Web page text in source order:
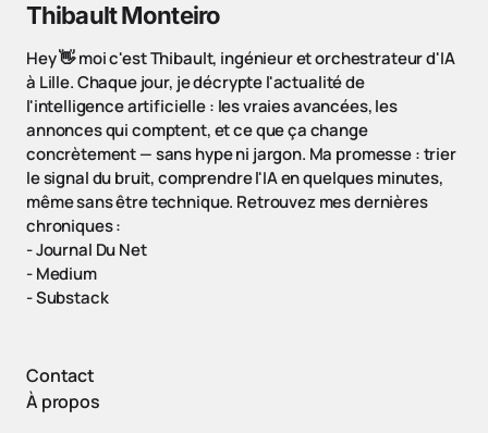
Thibault Monteiro
Hey 👋 moi c'est Thibault, ingénieur et orchestrateur d'IA
à Lille. Chaque jour, je décrypte l'actualité de
l'intelligence artificielle : les vraies avancées, les
annonces qui comptent, et ce que ça change
concrètement — sans hype ni jargon. Ma promesse : trier
le signal du bruit, comprendre l'IA en quelques minutes,
même sans être technique. Retrouvez mes dernières
chroniques :
-Journal Du Net
-Medium
-Substack
Contact
À propos